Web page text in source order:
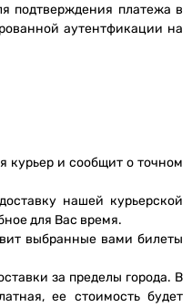
подтверждения платежа в
аутентфикации на
курьер и сообщит о точном
нашей курьерской
для Вас время.
выбранные вами билеты
за пределы города. В
ее стоимость будет